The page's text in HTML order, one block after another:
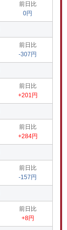
前日比
0円
前日比
-307円
前日比
+201円
前日比
+284円
前日比
-157円
前日比
+8円